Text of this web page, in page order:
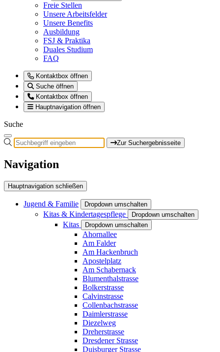
Freie Stellen
Unsere Arbeitsfelder
Unsere Benefits
Ausbildung
FSJ & Praktika
Duales Studium
FAQ
Kontaktbox öffnen
Suche öffnen
Kontaktbox öffnen
Hauptnavigation öffnen
Suche
Zur Suchergebnisseite
Navigation
Hauptnavigation schließen
Jugend & Familie Dropdown umschalten
Kitas & Kindertagespflege Dropdown umschalten
Kitas Dropdown umschalten
Ahornallee
Am Falder
Am Hackenbruch
Apostelplatz
Am Schabernack
Blumenthalstrasse
Bolkerstrasse
Calvinstrasse
Collenbachstrasse
Daimlerstrasse
Diezelweg
Dreherstrasse
Dresdener Strasse
Duisburger Strasse